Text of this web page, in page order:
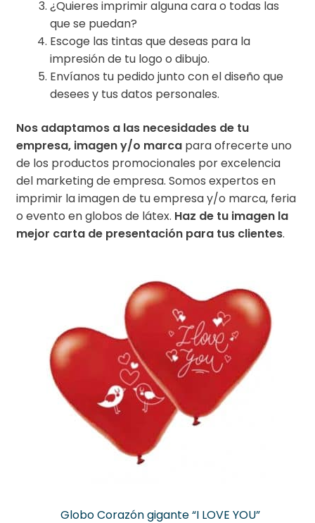
¿Quieres imprimir alguna cara o todas las
que se puedan?
Escoge las tintas que deseas para la
impresión de tu logo o dibujo.
Envíanos tu pedido junto con el diseño que
desees y tus datos personales.
Nos adaptamos a las necesidades de tu
empresa, imagen y/o marcapara ofrecerte uno
de los productos promocionales por excelencia
del marketing de empresa. Somos expertos en
imprimir la imagen de tu empresa y/o marca, feria
o evento en globos de látex. Haz de tu imagen la
mejor carta de presentación para tus clientes.
Globo Corazón gigante “I LOVE YOU”